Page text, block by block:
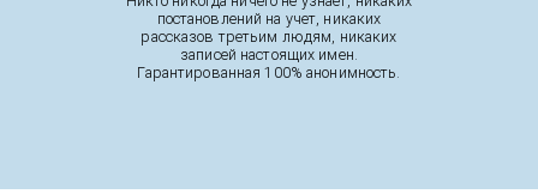
постановлений на учет, никаких
рассказов третьим людям, никаких
записей настоящих имен.
Гарантированная 100% анонимность.